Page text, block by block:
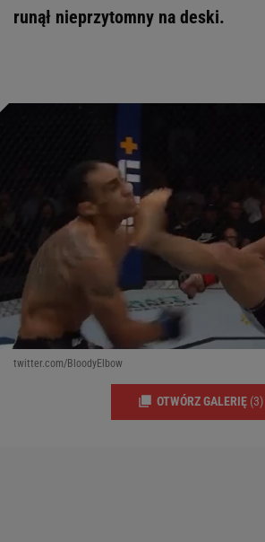
runął nieprzytomny na deski.
twitter.com/BloodyElbow
OTWÓRZ GALERIĘ (3)